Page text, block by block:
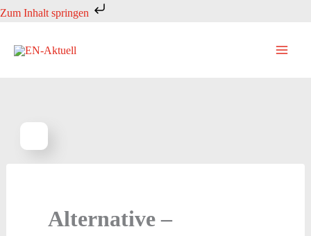
Zum Inhalt springen
Zum
springen
Alternative –